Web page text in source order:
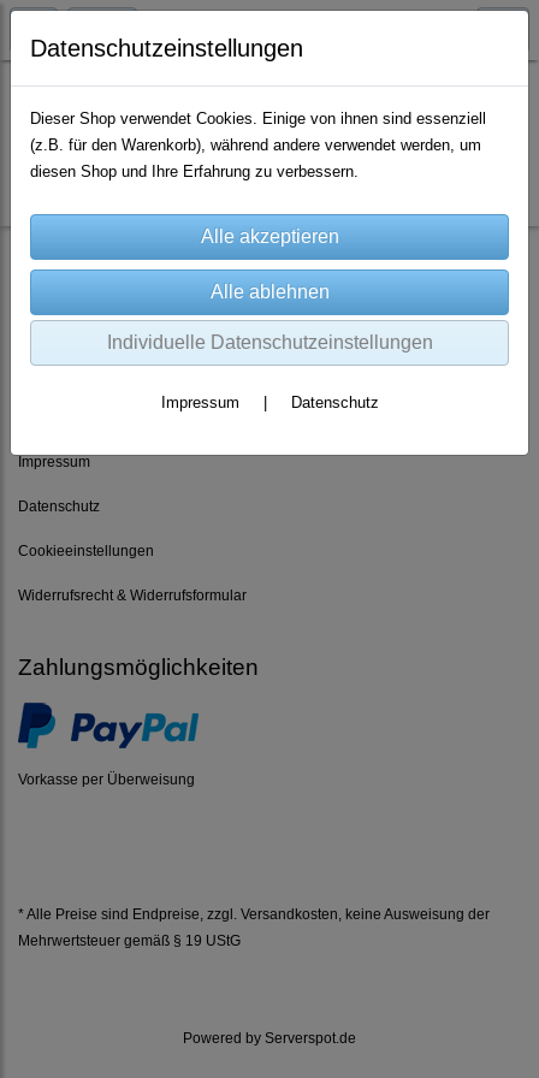
Es wurden leider keine Produkte gefunden.
Rechtliches
Impressum
Datenschutz
Cookieeinstellungen
Widerrufsrecht & Widerrufsformular
Zahlungsmöglichkeiten
Vorkasse per Überweisung
* Alle Preise sind Endpreise, zzgl. Versandkosten , keine Ausweisung der
Mehrwertsteuer gemäß § 19 UStG
Powered by Serverspot.de
Datenschutzeinstellungen
Dieser Shop verwendet Cookies. Einige von ihnen sind essenziell
(z.B. für den Warenkorb), während andere verwendet werden, um
diesen Shop und Ihre Erfahrung zu verbessern.
Individuelle Datenschutzeinstellungen
Impressum Datenschutz